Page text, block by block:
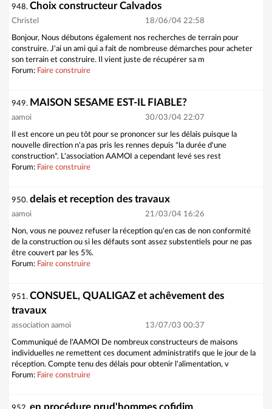
948. Choix constructeur Calvados
Christel 18/06/04 22:58
Bonjour, Nous débutons également nos recherches de terrain pour
construire. J'ai un ami qui a fait de nombreuse démarches pour acheter
son terrain et construire. Il vient juste de récupérer sa m
Forum: Faire construire
949. MAISON SESAME EST-IL FIABLE?
aamoi 30/03/04 22:07
Il est encore un peu tôt pour se prononcer sur les délais puisque la
nouvelle direction n'a pas pris les rennes depuis "la durée d'une
construction". L'association AAMOI a cependant levé ses rest
Forum: Faire construire
950. delais et reception des travaux
aamoi 21/03/04 16:26
Non, vous ne pouvez refuser la réception qu'en cas de non conformité
de la construction ou si les défauts sont assez substentiels pour ne pas
être couvert par les 5%.
Forum: Faire construire
951. CONSUEL, QUALIGAZ et achêvement des
travaux
association aamoi 13/07/03 00:37
Communiqué de l'AAMOI De nombreux constructeurs de maisons
individuelles ne remettent ces document administratifs que le jour de la
réception. Compte tenu des délais pour obtenir l'alimentation, v
Forum: Faire construire
en procédure prud'hommes cofidim